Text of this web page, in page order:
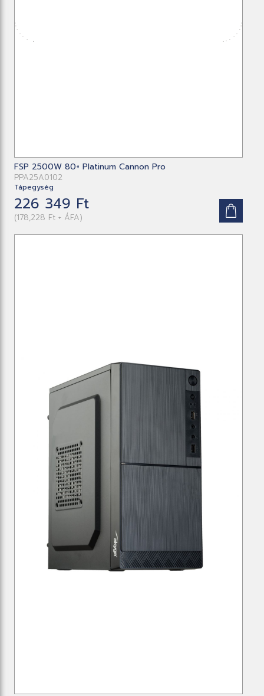
FSP 2500W 80+ Platinum Cannon Pro
PPA25A0102
Tápegység
226 349 Ft
(178,228 Ft + ÁFA)